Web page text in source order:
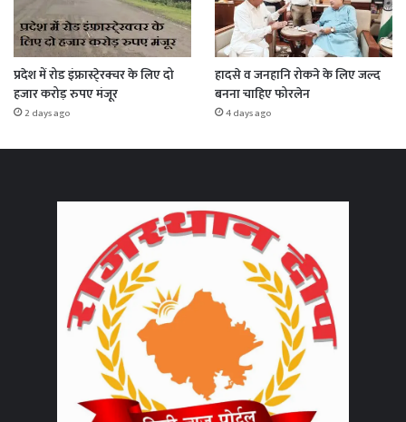
प्रदेश में रोड इंफ्रास्टे्रक्चर के लिए दो
हजार करोड़ रुपए मंजूर
2 days ago
हादसे व जनहानि रोकने के लिए जल्द
बनना चाहिए फोरलेन
4 days ago